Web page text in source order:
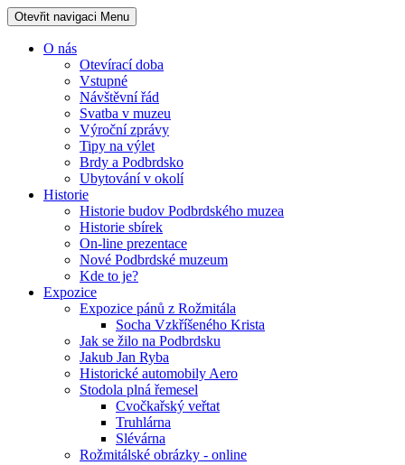
Otevřit navigaci Menu
O nás
Otevírací doba
Vstupné
Návštěvní řád
Svatba v muzeu
Výroční zprávy
Tipy na výlet
Brdy a Podbrdsko
Ubytování v okolí
Historie
Historie budov Podbrdského muzea
Historie sbírek
On-line prezentace
Nové Podbrdské muzeum
Kde to je?
Expozice
Expozice pánů z Rožmitála
Socha Vzkříšeného Krista
Jak se žilo na Podbrdsku
Jakub Jan Ryba
Historické automobily Aero
Stodola plná řemesel
Cvočkařský veřtat
Truhlárna
Slévárna
Rožmitálské obrázky - online